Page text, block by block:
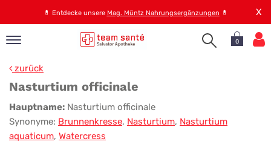
💊 Entdecke unsere Mag. Müntz Nahrungsergänzungen 💊 X
0
zurück
Nasturtium officinale
Nasturtium
officinale
Hauptname: Nasturtium officinale
Synonyme: Brunnenkresse, Nasturtium, Nasturtium
aquaticum, Watercress